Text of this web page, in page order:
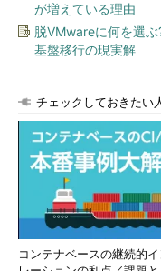
が増えている理由
脱VMwareに何を選
基盤移行の現実解
チェックしておきたい
コンテナベースの継続的